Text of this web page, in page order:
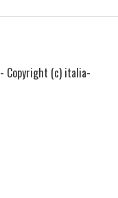
- Copyright (c) italia-